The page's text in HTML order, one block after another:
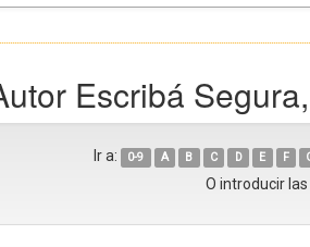
Escribá
Ir a: 0-9 A B C D E F
O introducir